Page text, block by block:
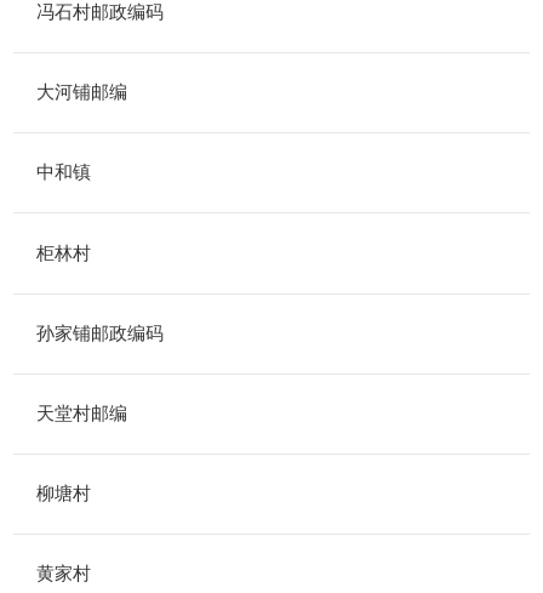
冯石村邮政编码
大河铺邮编
中和镇
柜林村
孙家铺邮政编码
天堂村邮编
柳塘村
黄家村